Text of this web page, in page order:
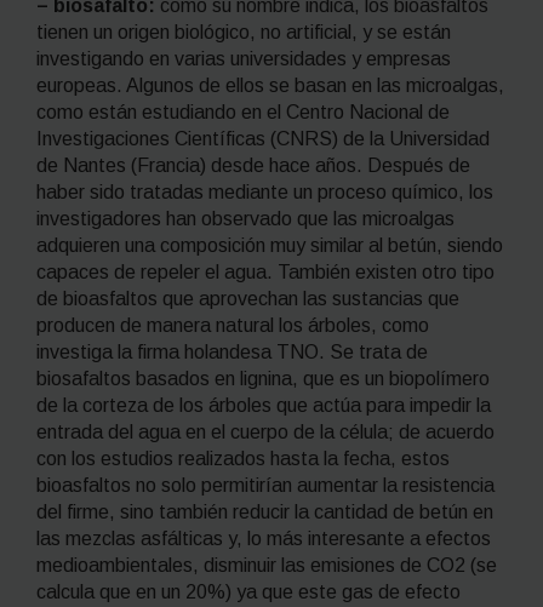
– biosafalto: como su nombre indica, los bioasfaltos
tienen un origen biológico, no artificial, y se están
investigando en varias universidades y empresas
europeas. Algunos de ellos se basan en las microalgas,
como están estudiando en el Centro Nacional de
Investigaciones Científicas (CNRS) de la Universidad
de Nantes (Francia) desde hace años. Después de
haber sido tratadas mediante un proceso químico, los
investigadores han observado que las microalgas
adquieren una composición muy similar al betún, siendo
capaces de repeler el agua. También existen otro tipo
de bioasfaltos que aprovechan las sustancias que
producen de manera natural los árboles, como
investiga la firma holandesa TNO. Se trata de
biosafaltos basados en lignina, que es un biopolímero
de la corteza de los árboles que actúa para impedir la
entrada del agua en el cuerpo de la célula; de acuerdo
con los estudios realizados hasta la fecha, estos
bioasfaltos no solo permitirían aumentar la resistencia
del firme, sino también reducir la cantidad de betún en
las mezclas asfálticas y, lo más interesante a efectos
medioambientales, disminuir las emisiones de CO2 (se
calcula que en un 20%) ya que este gas de efecto